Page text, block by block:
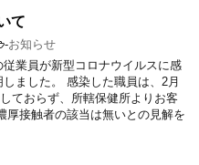
て
-お知らせ
業員が新型コロナウイルスに感
ました。 感染した職員は、2月
ておらず、所轄保健所よりお客
厚接触者の該当は無いとの見解を